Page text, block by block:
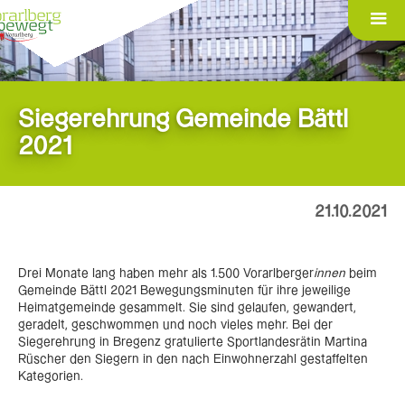
Siegerehrung Gemeinde Bättl
2021
21.10.2021
Drei Monate lang haben mehr als 1.500 Vorarlbergerinnen beim
Gemeinde Bättl 2021 Bewegungsminuten für ihre jeweilige
Heimatgemeinde gesammelt. Sie sind gelaufen, gewandert,
geradelt, geschwommen und noch vieles mehr. Bei der
Siegerehrung in Bregenz gratulierte Sportlandesrätin Martina
Rüscher den Siegern in den nach Einwohnerzahl gestaffelten
Kategorien.